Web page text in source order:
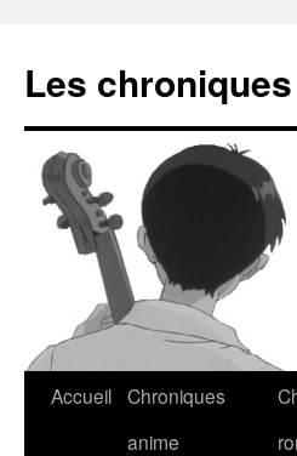
Les
Accueil Chroniques
anime